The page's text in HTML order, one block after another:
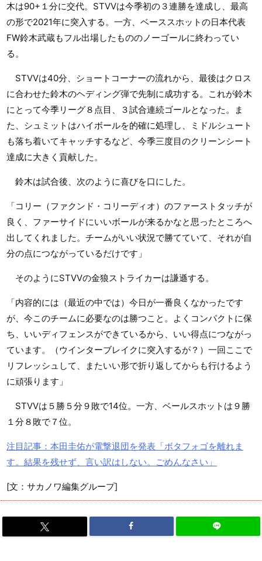
木は90+１分に交代。STVVは今季初の３連勝を達成し、最高
の形で2021年に突入する。一方、ベーススホットの日本代表
FW鈴木武蔵もフル出場したもののノーゴールに終わってい
る。
STVVは40分、ショートコーナーの流れから、最後はクロス
に合わせた鈴木のヘディング弾で先制に成功する。これが鈴木
にとって今季リーグ８点目、３試合連続ゴールとなった。ま
た、シュミットはハイボールを的確に処理し、ミドルシュート
も落ち着いてキャッチするなど、今季三度目のクリーンシート
達成に大きく貢献した。
鈴木は試合後、次のように喜びを口にした。
「コリー（ファクンド・コリーディオ）のファーストタッチが
良く、ファーサイドにいいボールが来るかなと思ったところへ
出してくれました。チームがいい状況で勝てていて、それが自
分の点につながっているだけです」
そのようにSTVVの金狼ストライカーは謙遜する。
「内容的には（最近の中では）今日が一番良くなかったです
が、今このチームに必要なのは勝つこと。よくコンパクトに保
ち、いいディフェンスができているから、いい得点につながっ
ています。（ウインターブレイクに突入するが？）一回ここで
リフレッシュして、またいい形で折り返してからも行けるよう
に頑張ります」
STVVは５勝５分９敗で14位。一方、ベールスホットは９勝
１分８敗で７位。
注目記事：本田圭佑が電撃退団を発表「ボタフォゴを離れま
す。結果を残せず、言い訳はしない。ごめんなさい」
[文：サカノワ編集グループ]